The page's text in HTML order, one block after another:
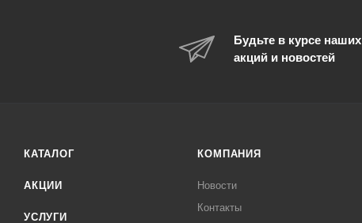
Будьте в курсе наших
акций и новостей
КАТАЛОГ
АКЦИИ
УСЛУГИ
КОМПАНИЯ
Новости
Контакты